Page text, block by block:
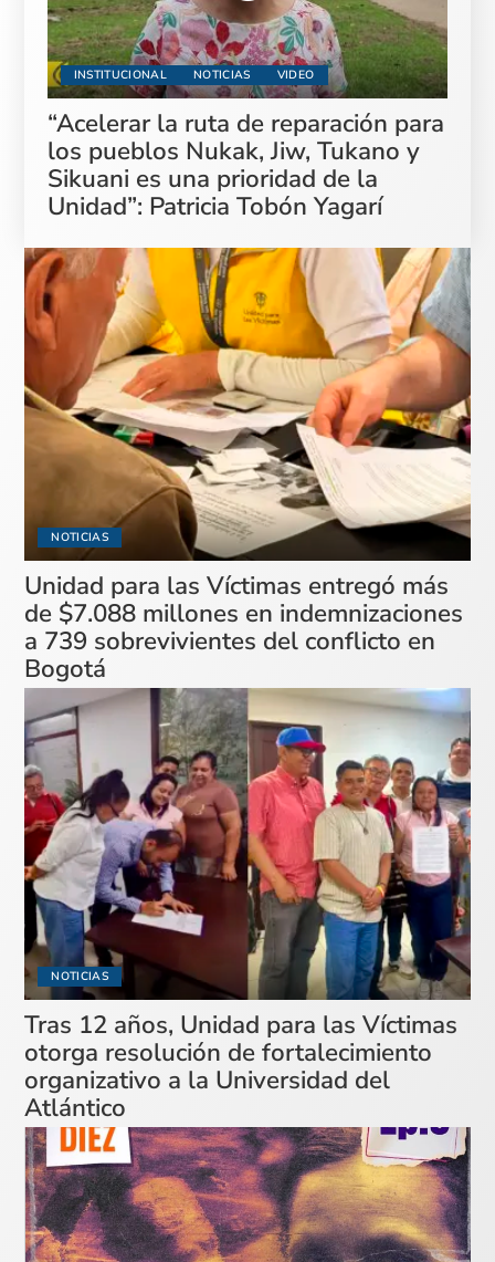
INSTITUCIONAL NOTICIAS VIDEO
“Acelerar la ruta de reparación para
los pueblos Nukak, Jiw, Tukano y
Sikuani es una prioridad de la
Unidad”: Patricia Tobón Yagarí
NOTICIAS
Unidad para las Víctimas entregó más
de $7.088 millones en indemnizaciones
a 739 sobrevivientes del conflicto en
Bogotá
NOTICIAS
Tras 12 años, Unidad para las Víctimas
otorga resolución de fortalecimiento
organizativo a la Universidad del
Atlántico